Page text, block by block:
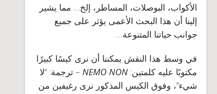
الأكواب، البوصلات، المساطر، إلخ… مما يشير
إلينا أن هذا البحث الأعمى يؤثر على جميع
جوانب حياتنا المتنوعة…
في وسط هذا النقش يمكننا أن نرى كيسًا كبيرًا
مكتوبًا عليه كلمتين:NEMO NON – ترجمة: “لا
شيء”، وفوق الكيس المذكور نرى رغيفين من